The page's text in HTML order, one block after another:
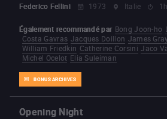
Federico Fellini 1973 Italie
BONUS ARCHIVES
Également recommandé par Bong Joon-ho
Costa Gavras Jacques Doillon James
William Friedkin Catherine Corsini Jaco
Michel Ocelot Elia Suleiman
Opening Night